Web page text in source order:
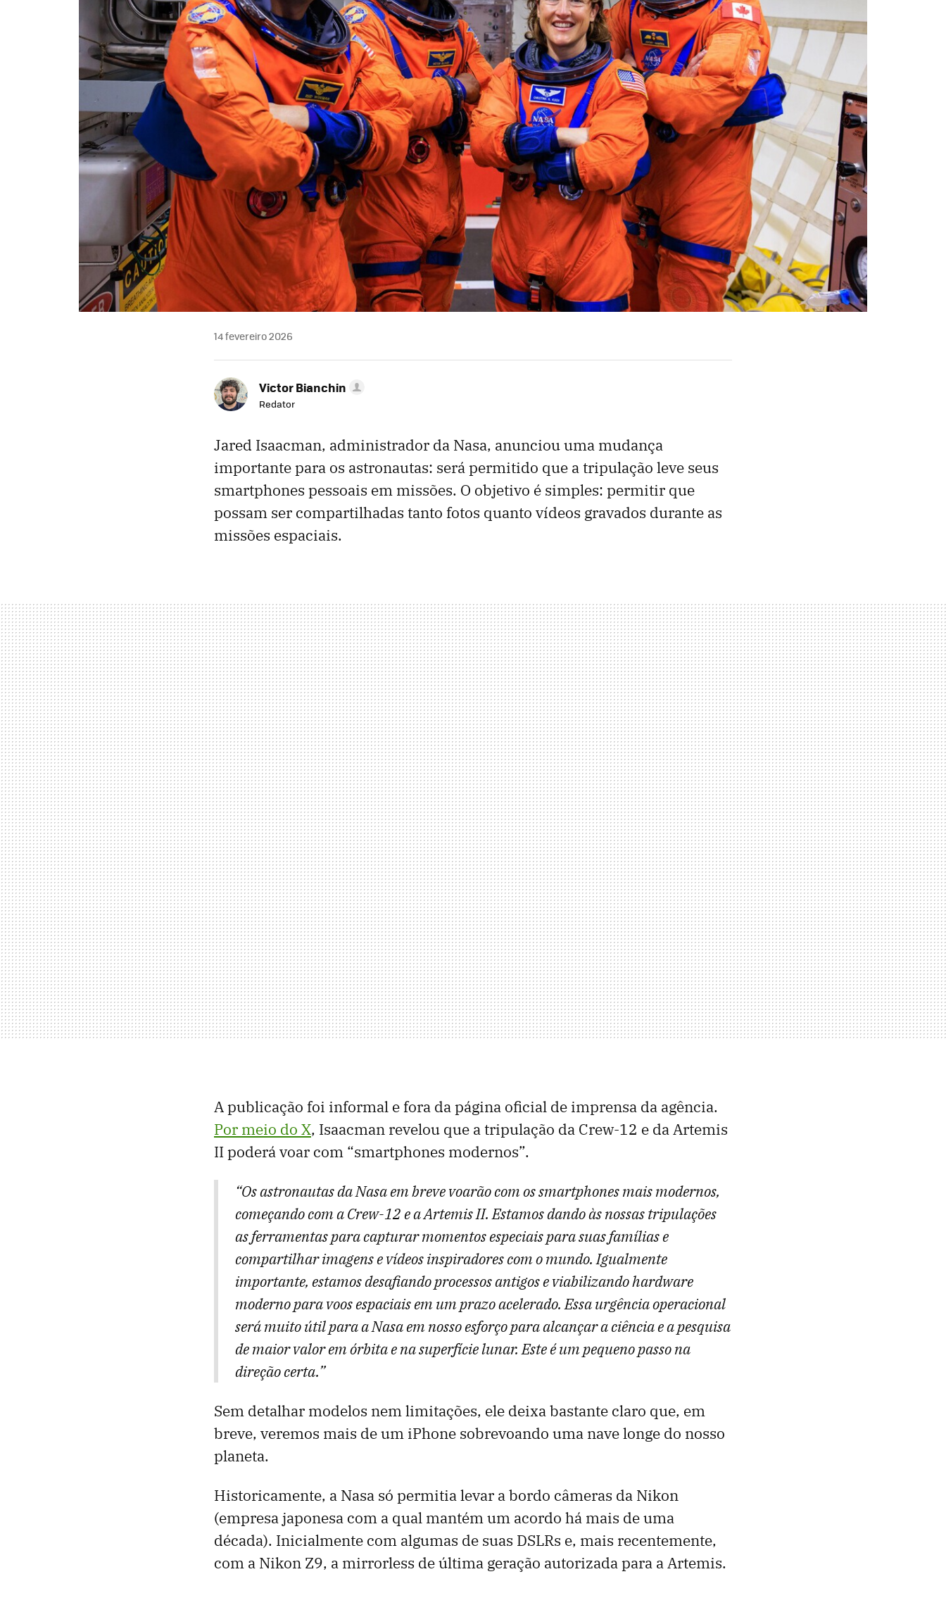
14 fevereiro 2026
Victor Bianchin
Redator
Jared Isaacman, administrador da Nasa, anunciou uma mudança
importante para os astronautas: será permitido que a tripulação leve seus
smartphones pessoais em missões. O objetivo é simples: permitir que
possam ser compartilhadas tanto fotos quanto vídeos gravados durante as
missões espaciais.
A publicação foi informal e fora da página oficial de imprensa da agência.
Por meio do X, Isaacman revelou que a tripulação da Crew-12 e da Artemis
II poderá voar com “smartphones modernos”.
“Os astronautas da Nasa em breve voarão com os smartphones mais modernos,
começando com a Crew-12 e a Artemis II. Estamos dando às nossas tripulações
as ferramentas para capturar momentos especiais para suas famílias e
compartilhar imagens e vídeos inspiradores com o mundo. Igualmente
importante, estamos desafiando processos antigos e viabilizando hardware
moderno para voos espaciais em um prazo acelerado. Essa urgência operacional
será muito útil para a Nasa em nosso esforço para alcançar a ciência e a pesquisa
de maior valor em órbita e na superfície lunar. Este é um pequeno passo na
direção certa.”
Sem detalhar modelos nem limitações, ele deixa bastante claro que, em
breve, veremos mais de um iPhone sobrevoando uma nave longe do nosso
planeta.
Historicamente, a Nasa só permitia levar a bordo câmeras da Nikon
(empresa japonesa com a qual mantém um acordo há mais de uma
década). Inicialmente com algumas de suas DSLRs e, mais recentemente,
com a Nikon Z9, a mirrorless de última geração autorizada para a Artemis.